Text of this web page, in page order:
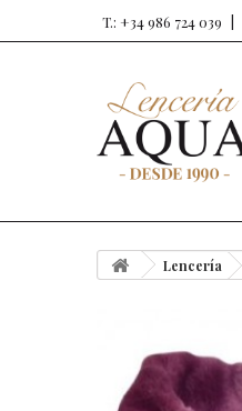
T.: +34 986 724 039
Lencería